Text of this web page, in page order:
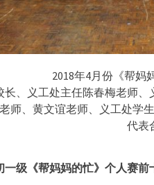
2018年4月份《帮妈
长、义工处主任陈春梅老师
师、黄文谊老师、义工处学
代表
一级《帮妈妈的忙》个人赛前